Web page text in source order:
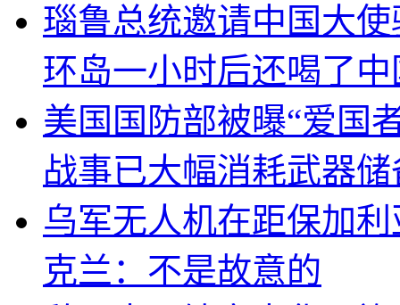
瑙鲁总统邀请中国大
环岛一小时后还喝了
美国国防部被曝“爱国
战事已大幅消耗武器储
乌军无人机在距保加
克兰：不是故意的